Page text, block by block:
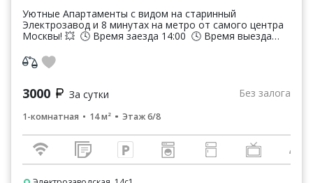
Уютные Апартаменты с видом на старинный
Электрозавод и 8 минутах на метро от самого центра
Москвы! 💥 ​ 🕓 Время заезда 14:00 ​ 🕓 Время выезда
3000 За сутки Без залога
1-комнатная 14 м² Этаж 6/8